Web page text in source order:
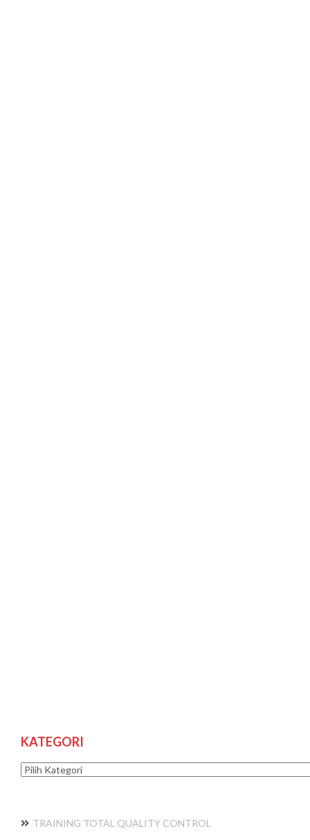
KATEGORI
Kategori
TRAINING TOTAL QUALITY CONTROL